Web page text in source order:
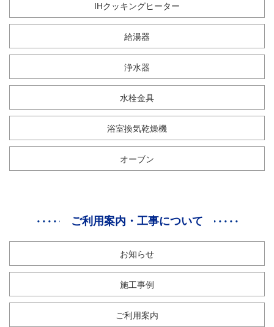
IHクッキングヒーター
給湯器
浄水器
水栓金具
浴室換気乾燥機
オーブン
ご利用案内・工事について
お知らせ
施工事例
ご利用案内